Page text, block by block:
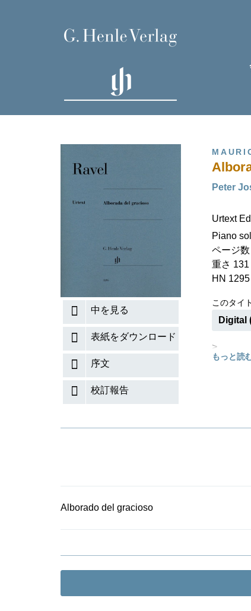
中を見る
表紙をダウンロード
序文
校訂報告
Peter
Urtext
Piano
ページ
重さ 131
HN 1295
このタイ
Digital
>
もっと読
Alborado del gracioso